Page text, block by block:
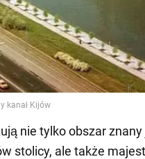
nie tylko obszar
stolicy, ale także